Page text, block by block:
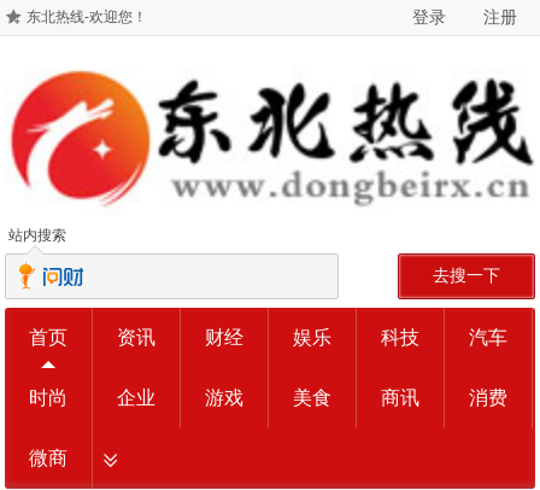
东北热线-欢迎您！ 登录 注册
站内搜索
去搜一下
首页 资讯 财经 娱乐 科技 汽车
时尚 企业 游戏 美食 商讯 消费
微商